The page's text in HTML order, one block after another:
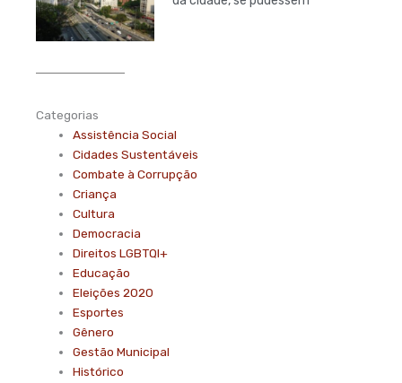
Categorias
Assistência Social
Cidades Sustentáveis
Combate à Corrupção
Criança
Cultura
Democracia
Direitos LGBTQI+
Educação
Eleições 2020
Esportes
Gênero
Gestão Municipal
Histórico